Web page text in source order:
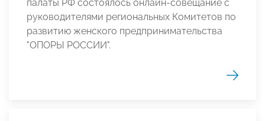
палаты РФ состоялось онлайн-совещание с
руководителями региональных Комитетов по
развитию женского предпринимательства
"ОПОРЫ РОССИИ".